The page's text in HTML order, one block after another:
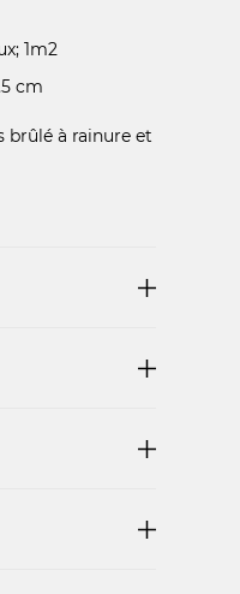
1m2
cm
brûlé à rainure et